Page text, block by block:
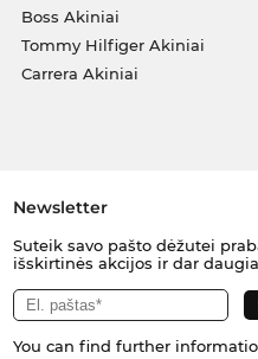
Boss Akiniai
Tommy Hilfiger Akiniai
Carrera Akiniai
Newsletter
Suteik savo pašto dėžutei
išskirtinės akcijos ir dar
You can find further